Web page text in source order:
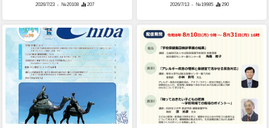
2026/7/23 - №20108 207 2026/7/13 - №19985 290